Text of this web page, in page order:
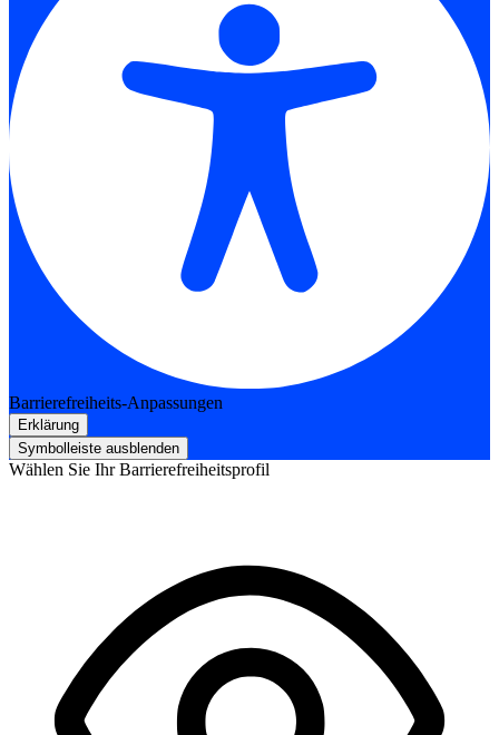
Barrierefreiheits-Anpassungen
Erklärung
Symbolleiste ausblenden
Wählen Sie Ihr Barrierefreiheitsprofil